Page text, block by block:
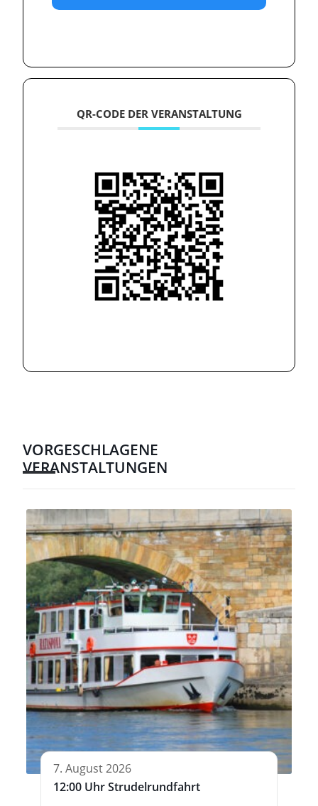
QR-CODE DER VERANSTALTUNG
VORGESCHLAGENE
VERANSTALTUNGEN
7. August 2026
12:00 Uhr Strudelrundfahrt